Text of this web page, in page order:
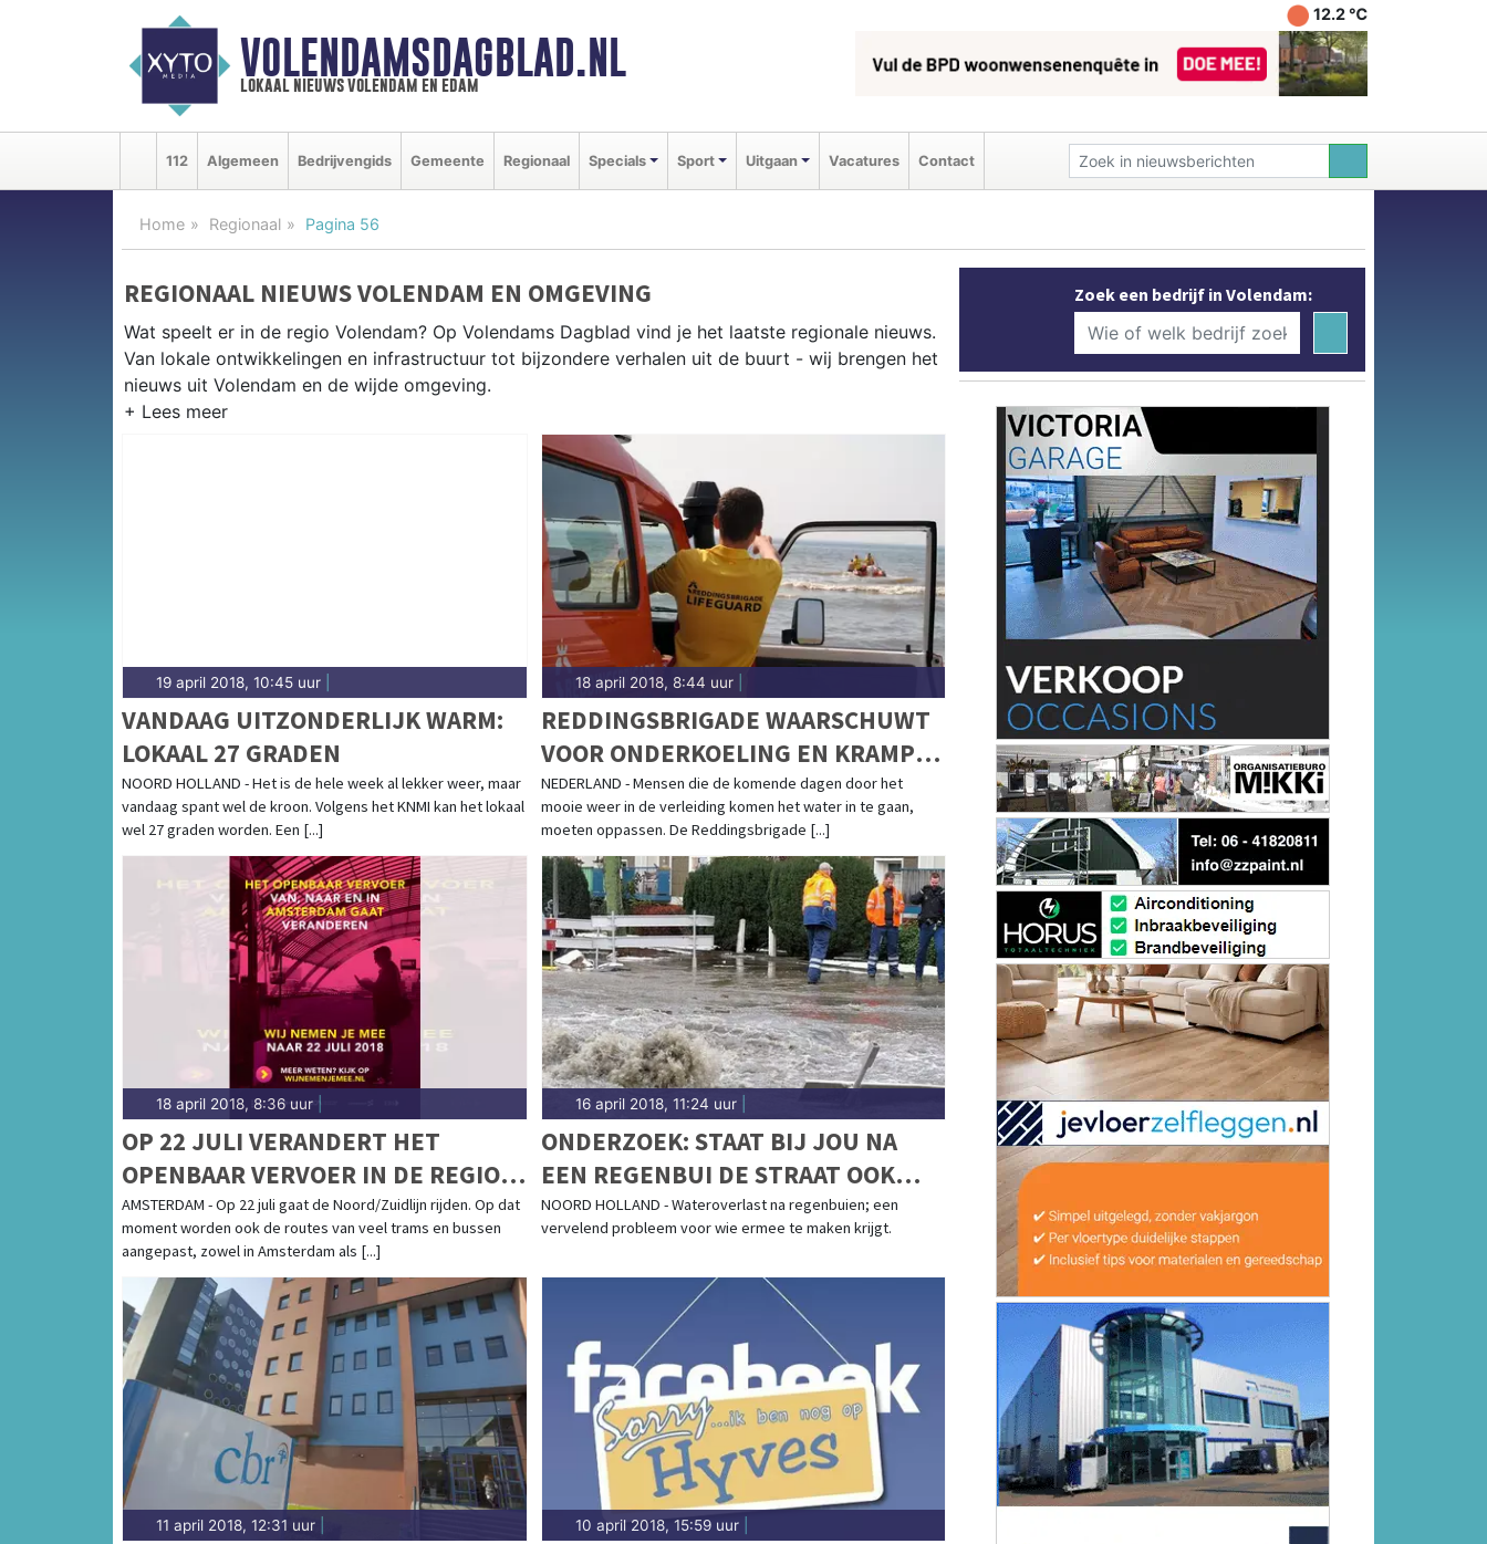
VOLENDAMSDAGBLAD.NL
lokaal nieuws volendam en edam
12.2 ℃
112 Algemeen Bedrijvengids Gemeente Regionaal Specials Sport Uitgaan Vacatures Contact
Home Regionaal Pagina 56
REGIONAAL NIEUWS VOLENDAM EN OMGEVING
Wat speelt er in de regio Volendam? Op Volendams Dagblad vind je het laatste regionale nieuws.
Van lokale ontwikkelingen en infrastructuur tot bijzondere verhalen uit de buurt - wij brengen het
nieuws uit Volendam en de wijde omgeving.
Naast Volendam volgen wij ook het nieuws uit Edam, Monnickendam, Purmerend en andere
19 april 2018, 10:45 uur
VANDAAG UITZONDERLIJK WARM:
LOKAAL 27 GRADEN
NOORD HOLLAND - Het is de hele week al lekker weer, maar
vandaag spant wel de kroon. Volgens het KNMI kan het lokaal
wel 27 graden worden. Een [...]
18 april 2018, 8:44 uur|
REDDINGSBRIGADE WAARSCHUWT
VOOR ONDERKOELING EN KRAMP
DOOR KOUD ZWEMWATER
NEDERLAND - Mensen die de komende dagen door het
mooie weer in de verleiding komen het water in te gaan,
moeten oppassen. De Reddingsbrigade [...]
18 april 2018, 8:36 uur
OP 22 JULI VERANDERT HET
OPENBAAR VERVOER IN DE REGIO
AMSTERDAM
AMSTERDAM - Op 22 juli gaat de Noord/Zuidlijn rijden. Op dat
moment worden ook de routes van veel trams en bussen
aangepast, zowel in Amsterdam als [...]
16 april 2018, 11:24 uur|
ONDERZOEK: STAAT BIJ JOU NA
EEN REGENBUI DE STRAAT OOK
BLANK?
NOORD HOLLAND - Wateroverlast na regenbuien; een
vervelend probleem voor wie ermee te maken krijgt.
11 april 2018, 12:31 uur 10 april 2018, 15:59 uur|
Zoek een bedrijf in Volendam: